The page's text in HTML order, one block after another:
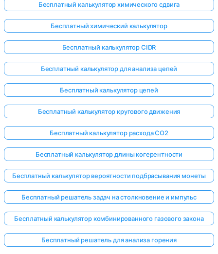
Бесплатный калькулятор химического сдвига
Бесплатный химический калькулятор
Бесплатный калькулятор CIDR
Бесплатный калькулятор для анализа цепей
Бесплатный калькулятор цепей
Бесплатный калькулятор кругового движения
Бесплатный калькулятор расхода CO2
Бесплатный калькулятор длины когерентности
Бесплатный калькулятор вероятности подбрасывания монеты
Бесплатный решатель задач на столкновение и импульс
Бесплатный калькулятор комбинированного газового закона
Бесплатный решатель для анализа горения